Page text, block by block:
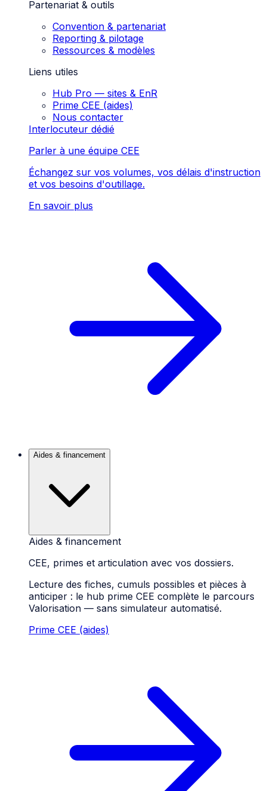
Partenariat & outils
Convention & partenariat
Reporting & pilotage
Ressources & modèles
Liens utiles
Hub Pro — sites & EnR
Prime CEE (aides)
Nous contacter
Interlocuteur dédié
Parler à une équipe CEE
Échangez sur vos volumes, vos délais d'instruction
et vos besoins d'outillage.
En savoir plus
Aides & financement
Aides & financement
CEE, primes et articulation avec vos dossiers.
Lecture des fiches, cumuls possibles et pièces à
anticiper : le hub prime CEE complète le parcours
Valorisation — sans simulateur automatisé.
Prime CEE (aides)